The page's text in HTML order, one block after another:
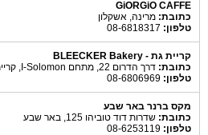
GiORGiO CAFFE
כתובת: מרינה, אשקלון
טלפון:
קריית גת - BLEECKER Bakery
כתובת: דרך הדרום 22, מתחם I-Solomon, קריית גת
טלפון:
מקס ברנר באר שבע
כתובת: שדרות דוד טוביהו 125, באר שבע
טלפון: